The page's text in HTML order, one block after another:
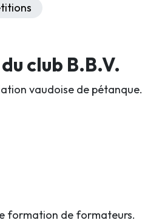
club B.B.V.
vaudoise de pétanque.
formation de formateurs.